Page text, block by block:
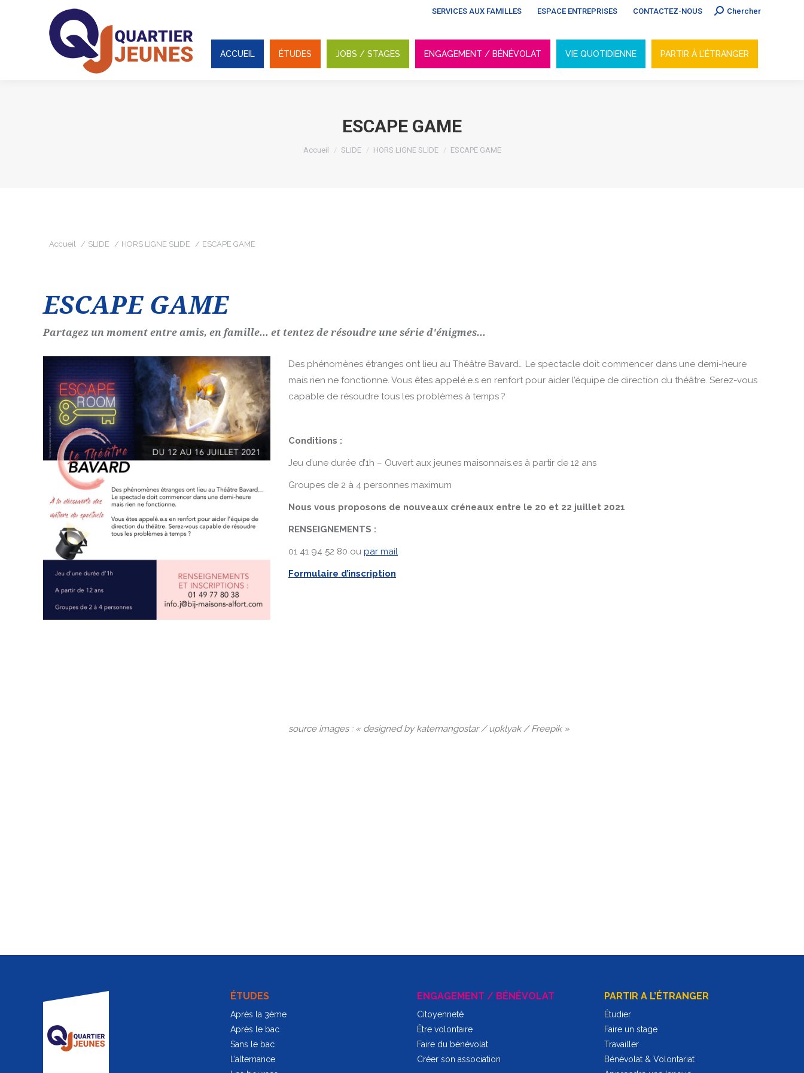
SERVICES AUX FAMILLES ESPACE ENTREPRISES CONTACTEZ-NOUS Search:Chercher
ACCUEIL ÉTUDES JOBS / STAGES ENGAGEMENT / BÉNÉVOLAT VIE QUOTIDIENNE PARTIR À L’ÉTRANGER
ESCAPE GAME
Vous êtes ici :
Accueil SLIDE HORS LIGNE SLIDE ESCAPE GAME
Vous êtes ici :
Accueil SLIDE HORS LIGNE SLIDE ESCAPE GAME
ESCAPE GAME
Partagez un moment entre amis, en famille... et tentez de résoudre une série d'énigmes...
Des phénomènes étranges ont lieu au Théâtre Bavard… Le spectacle doit commencer dans une demi-heure
mais rien ne fonctionne. Vous êtes appelé.e.s en renfort pour aider l’équipe de direction du théâtre. Serez-vous
capable de résoudre tous les problèmes à temps ?
Conditions :
Jeu d’une durée d’1h – Ouvert aux jeunes maisonnais.es à partir de 12 ans
Groupes de 2 à 4 personnes maximum
Nous vous proposons de nouveaux créneaux entre le 20 et 22 juillet 2021
RENSEIGNEMENTS :
01 41 94 52 80 ou par mail
Formulaire d’inscription
source images : « designed by katemangostar / upklyak / Freepik »
ÉTUDES
Après la 3ème
Après le bac
Sans le bac
L’alternance
ENGAGEMENT / BÉNÉVOLAT
Citoyenneté
Être volontaire
Faire du bénévolat
Créer son association
PARTIR A L’ÉTRANGER
Étudier
Faire un stage
Travailler
Bénévolat & Volontariat